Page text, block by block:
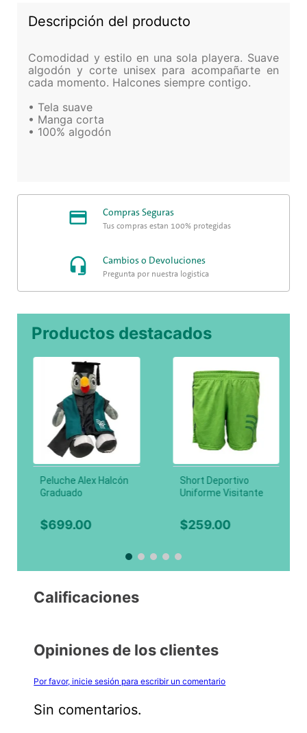
Descripción del producto
Comodidad y estilo en una sola playera. Suave
algodón y corte unisex para acompañarte en
cada momento. Halcones siempre contigo.
• Tela suave
• Manga corta
• 100% algodón
Compras Seguras
Tus compras están 100% protegidas
Cambios o Devoluciones
Pregunta por nuestra logística
Productos destacados
Peluche Alex Halcón
Graduado
$699.00
Short Deportivo
Uniforme Visitante
Limón
$259.00
Calificaciones
Opiniones de los clientes
Por favor, inicie sesión para escribir un comentario
Sin comentarios.